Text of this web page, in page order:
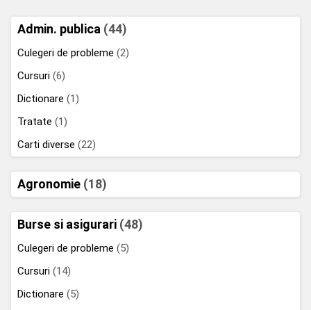
Admin. publica (44)
Culegeri de probleme (2)
Cursuri (6)
Dictionare (1)
Tratate (1)
Carti diverse (22)
Agronomie (18)
Burse si asigurari (48)
Culegeri de probleme (5)
Cursuri (14)
Dictionare (5)